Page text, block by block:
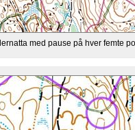
med pause på hver femte